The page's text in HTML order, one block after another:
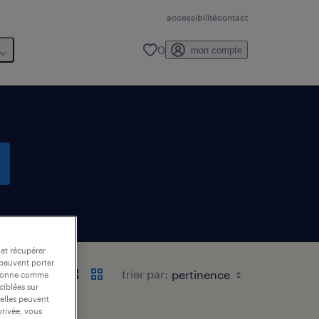
accessibilitécontact
0 mon compte
trier par:
récupérer
porter
comme
sur
peuvent
vous